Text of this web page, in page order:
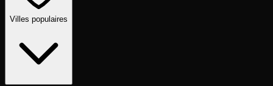
Villes populaires